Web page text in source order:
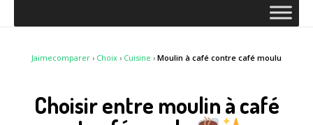
Jaimecomparer › Choix › Cuisine › Moulin à café contre café moulu
Choisir entre moulin à café